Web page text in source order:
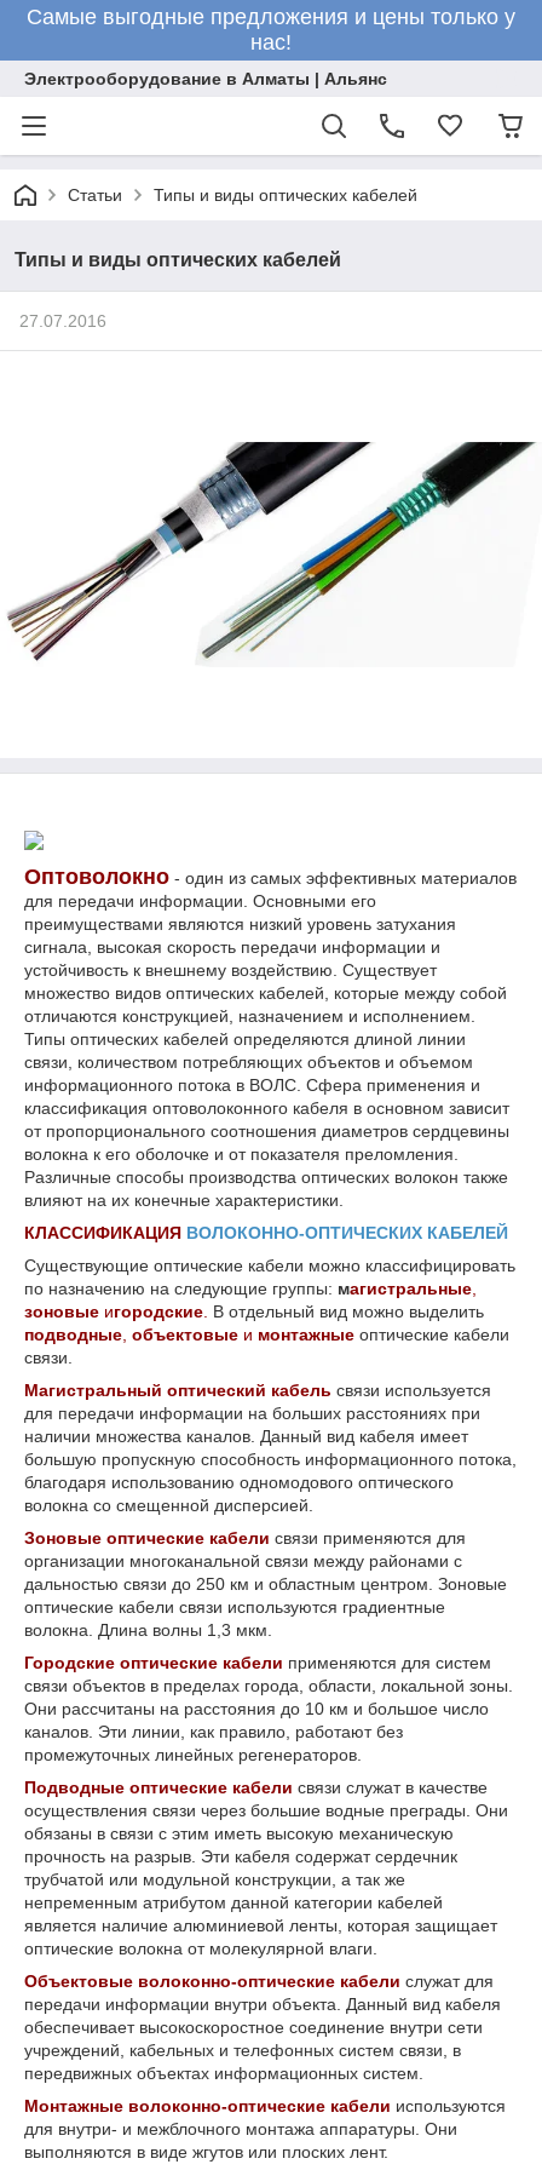
Самые выгодные предложения и цены только у
нас!
Электрооборудование в Алматы | Альянс
Статьи Типы и виды оптических кабелей
Типы и виды оптических кабелей
27.07.2016
Оптоволокно - один из самых эффективных материалов
для передачи информации. Основными его
преимуществами являются низкий уровень затухания
сигнала, высокая скорость передачи информации и
устойчивость к внешнему воздействию. Существует
множество видов оптических кабелей, которые между собой
отличаются конструкцией, назначением и исполнением.
Типы оптических кабелей определяются длиной линии
связи, количеством потребляющих объектов и объемом
информационного потока в ВОЛС. Сфера применения и
классификация оптоволоконного кабеля в основном зависит
от пропорционального соотношения диаметров сердцевины
волокна к его оболочке и от показателя преломления.
Различные способы производства оптических волокон также
влияют на их конечные характеристики.
КЛАССИФИКАЦИЯ ВОЛОКОННО-ОПТИЧЕСКИХ КАБЕЛЕЙ
Существующие оптические кабели можно классифицировать
по назначению на следующие группы: магистральные
зоновые игородские В отдельный вид можно выделить
подводные объектовые и монтажные оптические кабели
связи.
Магистральный оптический кабель связи используется
для передачи информации на больших расстояниях при
наличии множества каналов. Данный вид кабеля имеет
большую пропускную способность информационного потока,
благодаря использованию одномодового оптического
волокна со смещенной дисперсией.
Зоновые оптические кабели связи применяются для
организации многоканальной связи между районами с
дальностью связи до 250 км и областным центром. Зоновые
оптические кабели связи используются градиентные
волокна. Длина волны 1,3 мкм.
Городские оптические кабели применяются для систем
связи объектов в пределах города, области, локальной зоны.
Они рассчитаны на расстояния до 10 км и большое число
каналов. Эти линии, как правило, работают без
промежуточных линейных регенераторов.
Подводные оптические кабели связи служат в качестве
осуществления связи через большие водные преграды. Они
обязаны в связи с этим иметь высокую механическую
прочность на разрыв. Эти кабеля содержат сердечник
трубчатой или модульной конструкции, а так же
непременным атрибутом данной категории кабелей
является наличие алюминиевой ленты, которая защищает
оптические волокна от молекулярной влаги.
Объектовые волоконно-оптические кабели служат для
передачи информации внутри объекта. Данный вид кабеля
обеспечивает высокоскоростное соединение внутри сети
учреждений, кабельных и телефонных систем связи, в
передвижных объектах информационных систем.
Монтажные волоконно-оптические кабели используются
для внутри- и межблочного монтажа аппаратуры. Они
выполняются в виде жгутов или плоских лент.